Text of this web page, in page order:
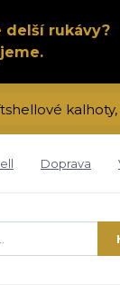
delší rukávy?
kalhoty,
Doprava